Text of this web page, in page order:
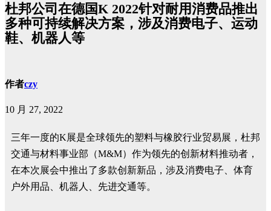
杜邦公司在德国K 2022针对耐用消费品推出
多种可持续解决方案，涉及消费电子、运动
鞋、机器人等
作者czy
10 月 27, 2022
三年一度的K展是全球领先的塑料与橡胶行业贸易展，杜邦
交通与材料事业部（M&M）作为领先的创新材料推动者，
在本次展会中推出了多款创新新品，涉及消费电子、体育
户外用品、机器人、先进交通等。